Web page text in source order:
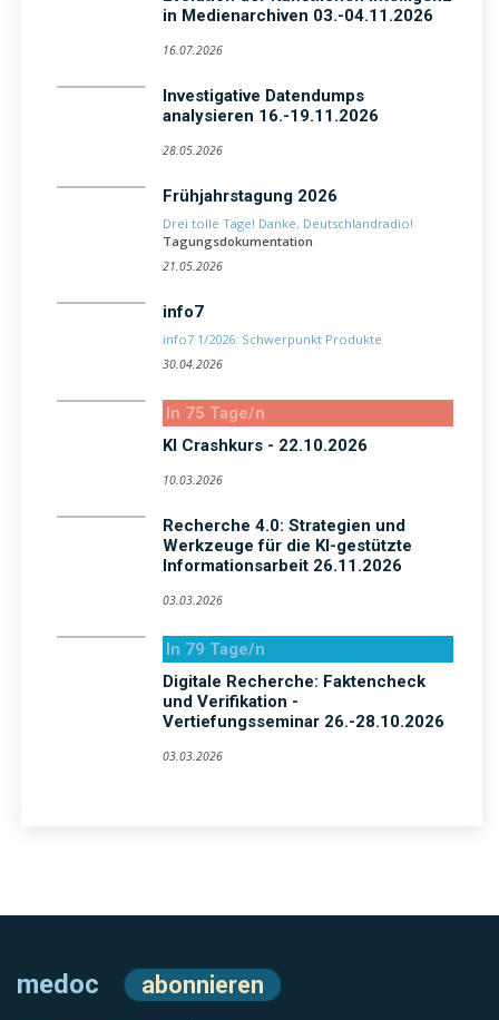
in Medienarchiven 03.-04.11.2026
16.07.2026
Investigative Datendumps
analysieren 16.-19.11.2026
28.05.2026
Frühjahrstagung 2026
Drei tolle Tage! Danke, Deutschlandradio!
Tagungsdokumentation
21.05.2026
info7
info7 1/2026: Schwerpunkt Produkte
30.04.2026
In 75 Tage/n
KI Crashkurs - 22.10.2026
10.03.2026
Recherche 4.0: Strategien und
Werkzeuge für die KI-gestützte
Informationsarbeit 26.11.2026
03.03.2026
In 79 Tage/n
Digitale Recherche: Faktencheck
und Verifikation -
Vertiefungsseminar 26.-28.10.2026
03.03.2026
medoc abonnieren